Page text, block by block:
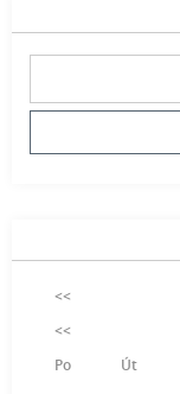
<<
<<
Po
Út